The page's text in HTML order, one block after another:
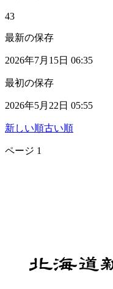
43
最新の保存
2026年7月15日 06:35
最初の保存
2026年5月22日 05:55
新しい順古い順
ページ 1